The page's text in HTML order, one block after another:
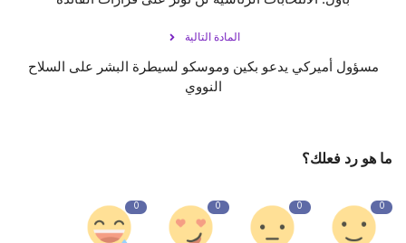
المادة التالية
مسؤول أميركي يدعو بكين وموسكو لسيطرة البشر على السلاح
النووي
ما هو رد فعلك؟
0
0
0
0